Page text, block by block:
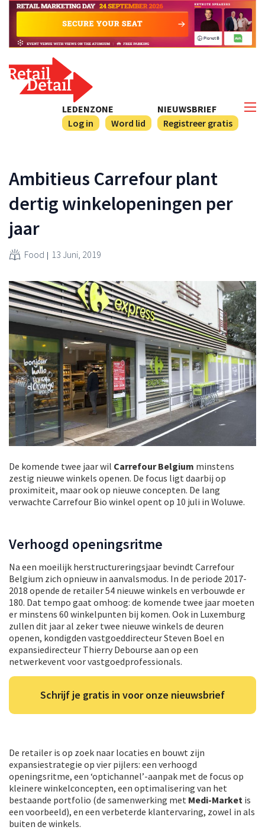
NIEUWSBRIEF
Registreer gratis
LEDENZONE
Log in
Word lid
Ambitieus Carrefour plant
dertig winkelopeningen per
jaar
Food 13 Juni, 2019
De komende twee jaar wil Carrefour Belgium minstens
zestig nieuwe winkels openen. De focus ligt daarbij op
proximiteit, maar ook op nieuwe concepten. De lang
verwachte Carrefour Bio winkel opent op 10 juli in Woluwe.
Verhoogd openingsritme
Na een moeilijk herstructureringsjaar bevindt Carrefour
Belgium zich opnieuw in aanvalsmodus. In de periode 2017-
2018 opende de retailer 54 nieuwe winkels en verbouwde er
180. Dat tempo gaat omhoog: de komende twee jaar moeten
er minstens 60 winkelpunten bij komen. Ook in Luxemburg
zullen dit jaar al zeker twee nieuwe winkels de deuren
openen, kondigden vastgoeddirecteur Steven Boel en
expansiedirecteur Thierry Debourse aan op een
netwerkevent voor vastgoedprofessionals.
Schrijf je gratis in voor onze nieuwsbrief
De retailer is op zoek naar locaties en bouwt zijn
expansiestrategie op vier pijlers: een verhoogd
openingsritme, een ‘optichannel’-aanpak met de focus op
kleinere winkelconcepten, een optimalisering van het
bestaande portfolio (de samenwerking met Medi-Market is
een voorbeeld), en een verbeterde klantervaring, zowel in als
buiten de winkels.